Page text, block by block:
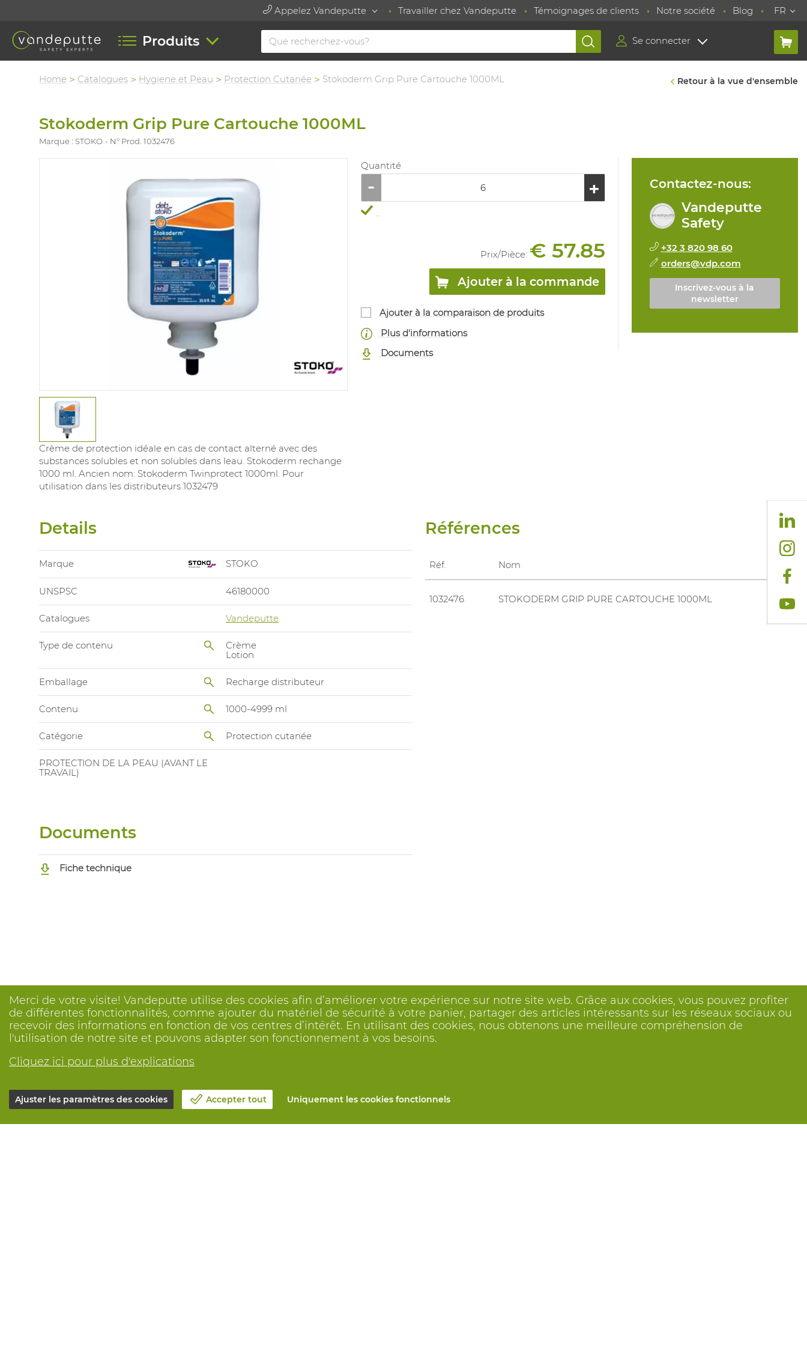
Appelez Vandeputte Travailler chez Vandeputte Témoignages de clients Notre société Blog FR
Produits Se connecter
Home Catalogues Hygiene et Peau Protection Cutanée Stokoderm Grip Pure Cartouche 1000ML Retour à la vue d'ensemble
Stokoderm Grip Pure Cartouche 1000ML
Marque : STOKO N° Prod. 1032476
Crème de protection idéale en cas de contact alterné avec des
substances solubles et non solubles dans leau. Stokoderm rechange
1000 ml. Ancien nom: Stokoderm Twinprotect 1000ml. Pour
utilisation dans les distributeurs 1032479
Quantité
...
Prix/Pièce: € 57.85
Ajouter à la commande
Ajouter à la comparaison de produits
Plus d'informations
Documents
Contactez-nous:
Vandeputte
Safety
+32 3 820 98 60
orders@vdp.com
Inscrivez-vous à la
newsletter
Details
Marque STOKO
UNSPSC 46180000
Catalogues Vandeputte
Type de contenu
Crème
Lotion
Emballage Recharge distributeur
Contenu 1000-4999 ml
Catégorie Protection cutanée
PROTECTION DE LA PEAU (AVANT LE
TRAVAIL)
Références
Réf. Nom
1032476 STOKODERM GRIP PURE CARTOUCHE 1000ML
Documents
Fiche technique
Merci de votre visite! Vandeputte utilise des cookies afin d’améliorer votre expérience sur notre site web. Grâce aux cookies, vous pouvez profiter
de différentes fonctionnalités, comme ajouter du matériel de sécurité à votre panier, partager des articles intéressants sur les réseaux sociaux ou
recevoir des informations en fonction de vos centres d’intérêt. En utilisant des cookies, nous obtenons une meilleure compréhension de
l'utilisation de notre site et pouvons adapter son fonctionnement à vos besoins.
Cliquez ici pour plus d'explications
Ajuster les paramètres des cookies Accepter tout Uniquement les cookies fonctionnels